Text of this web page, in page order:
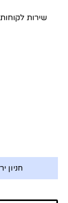
שירות
חניון